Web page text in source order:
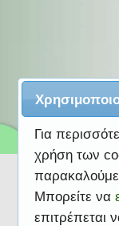
Για
χρήση των
παρακαλούμε
Μπορείτε να
επιτρέπεται